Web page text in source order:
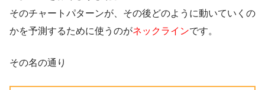
そのチャートパターンが、その後どのように動いていくの
かを予測するために使うのがネックラインです。
その名の通り